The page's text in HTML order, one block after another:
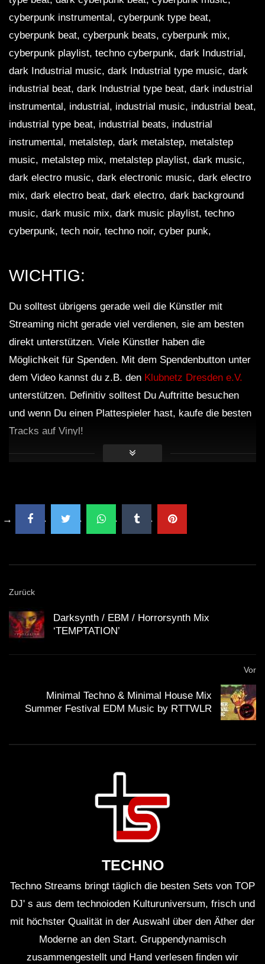
cyberpunk instrumental, cyberpunk type beat,
cyberpunk beat, cyberpunk beats, cyberpunk mix,
cyberpunk playlist, techno cyberpunk, dark Industrial,
dark Industrial music, dark Industrial type music, dark
industrial beat, dark Industrial type beat, dark industrial
instrumental, industrial, industrial music, industrial beat,
industrial type beat, industrial beats, industrial
instrumental, metalstep, dark metalstep, metalstep
music, metalstep mix, metalstep playlist, dark music,
dark electro music, dark electronic music, dark electro
mix, dark electro beat, dark electro, dark background
music, dark music mix, dark music playlist, techno
cyberpunk, tech noir, techno noir, cyber punk,
WICHTIG:
Du solltest übrigens gerade weil die Künstler mit
Streaming nicht gerade viel verdienen, sie am besten
direkt unterstützen. Viele Künstler haben die
Möglichkeit für Spenden. Mit dem Spendenbutton unter
dem Video kannst du z.B. den Klubnetz Dresden e.V.
unterstützen. Definitiv solltest Du Auftritte besuchen
und wenn Du einen Plattespieler hast, kaufe die besten
Tracks auf Vinyl!
Zurück
Darksynth / EBM / Horrorsynth Mix
‘TEMPTATION’
Vor
Minimal Techno & Minimal House Mix
Summer Festival EDM Music by RTTWLR
TECHNO
Techno Streams bringt täglich die besten Sets von TOP
DJ' s aus dem technoioden Kulturuniversum, frisch und
mit höchster Qualität in der Auswahl über den Äther der
Moderne an den Start. Gruppendynamisch
zusammengestellt und Hand verlesen finden wir